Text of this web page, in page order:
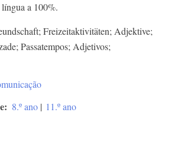
a 100%.
Freizeitaktivitäten; Adjektive;
Passatempos; Adjetivos;
8.º ano | 11.º ano